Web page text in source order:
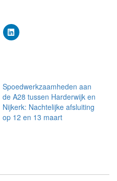
Spoedwerkzaamheden aan
de A28 tussen Harderwijk en
Nijkerk: Nachtelijke afsluiting
op 12 en 13 maart